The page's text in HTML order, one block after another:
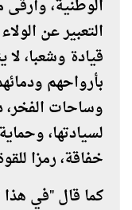
الوطنية،
التعبير عن
قيادة وشعبا، لا
بأرواحهم
وساحات الفخر،
لسيادتها،
خفاقة، رمزا
كما قال "في هذا